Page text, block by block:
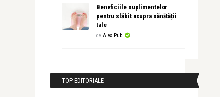
Beneficiile suplimentelor
pentru slăbit asupra sănătății
tale
de Alex Pub
TOP EDITORIALE